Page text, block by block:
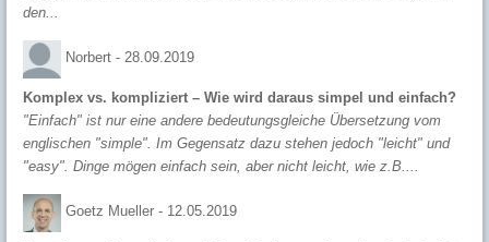
den...
Norbert - 28.09.2019
Komplex vs. kompliziert – Wie wird daraus simpel und einfach?
"Einfach" ist nur eine andere bedeutungsgleiche Übersetzung vom
englischen "simple". Im Gegensatz dazu stehen jedoch "leicht" und
"easy". Dinge mögen einfach sein, aber nicht leicht, wie z.B....
Goetz Mueller - 12.05.2019